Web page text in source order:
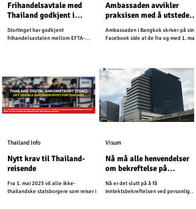
Frihandelsavtale med
Thailand godkjent i
Stortinget
Stortinget har godkjent
frihandelsavtalen mellom EFTA-
Ambassaden avvikler
praksisen med å utstede
inntektsbekreftelser
Ambassaden i Bangkok skriver på sin
Facebook side at de fra og med 1. mai
Nytt krav til Thailand-
reisende
Fra 1. mai 2025 vil alle ikke-
thailandske statsborgere som reiser inn
Thailand Info
Nå må alle henvendelser
om bekreftelse på
ambassaden per post
Nå er det slutt på å få
inntektsbekreftelsen ved personlig
Visum